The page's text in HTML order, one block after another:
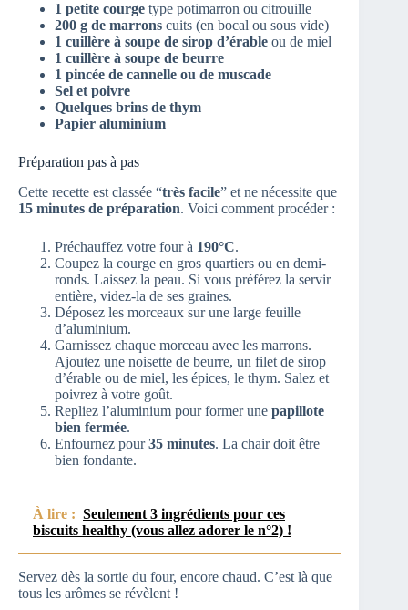
1 petite courge type potimarron ou citrouille
200 g de marrons cuits (en bocal ou sous vide)
1 cuillère à soupe de sirop d’érable ou de miel
1 cuillère à soupe de beurre
1 pincée de cannelle ou de muscade
Sel et poivre
Quelques brins de thym
Papier aluminium
Préparation pas à pas
Cette recette est classée “très facile” et ne nécessite que
15 minutes de préparation. Voici comment procéder :
Préchauffez votre four à 190°C.
Coupez la courge en gros quartiers ou en demi-
ronds. Laissez la peau. Si vous préférez la servir
entière, videz-la de ses graines.
Déposez les morceaux sur une large feuille
d’aluminium.
Garnissez chaque morceau avec les marrons.
Ajoutez une noisette de beurre, un filet de sirop
d’érable ou de miel, les épices, le thym. Salez et
poivrez à votre goût.
Repliez l’aluminium pour former une papillote
bien fermée.
Enfournez pour35 minutes. La chair doit être
bien fondante.
À lire : Seulement 3 ingrédients pour ces
biscuits healthy (vous allez adorer le n°2) !
Servez dès la sortie du four, encore chaud. C’est là que
tous les arômes se révèlent !